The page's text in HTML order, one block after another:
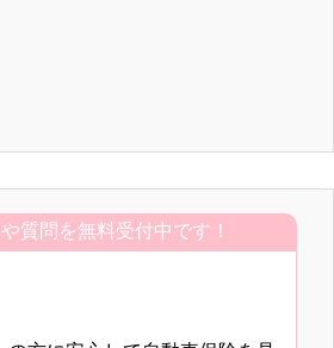
質問を無料受付中です！